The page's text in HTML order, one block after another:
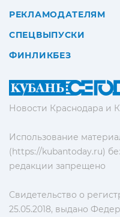
Новости Краснодара и
Использование
(https://kubantoday.ru)
редакции запрещено
Свидетельство о
25.05.2018, выдано
РЕКЛАМОДАТЕЛЯМ
СПЕЦВЫПУСКИ
ФИНЛИКБЕЗ